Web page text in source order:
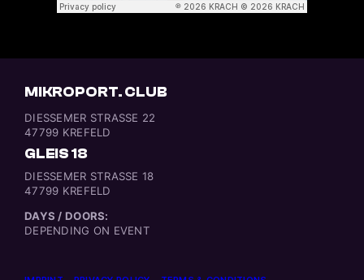
MIKROPORT. CLUB
DIESSEMER STRASSE 22
47799 KREFELD
GLEIS 18
DIESSEMER STRASSE 18
47799 KREFELD
DAYS / DOORS:
DEPENDING ON EVENT